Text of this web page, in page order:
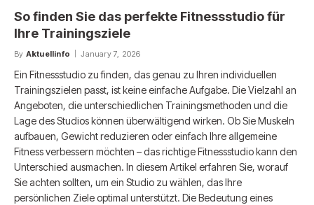
So finden Sie das perfekte Fitnessstudio für
Ihre Trainingsziele
By Aktuellinfo January 7, 2026
Ein Fitnessstudio zu finden, das genau zu Ihren individuellen
Trainingszielen passt, ist keine einfache Aufgabe. Die Vielzahl an
Angeboten, die unterschiedlichen Trainingsmethoden und die
Lage des Studios können überwältigend wirken. Ob Sie Muskeln
aufbauen, Gewicht reduzieren oder einfach Ihre allgemeine
Fitness verbessern möchten – das richtige Fitnessstudio kann den
Unterschied ausmachen. In diesem Artikel erfahren Sie, worauf
Sie achten sollten, um ein Studio zu wählen, das Ihre
persönlichen Ziele optimal unterstützt. Die Bedeutung eines